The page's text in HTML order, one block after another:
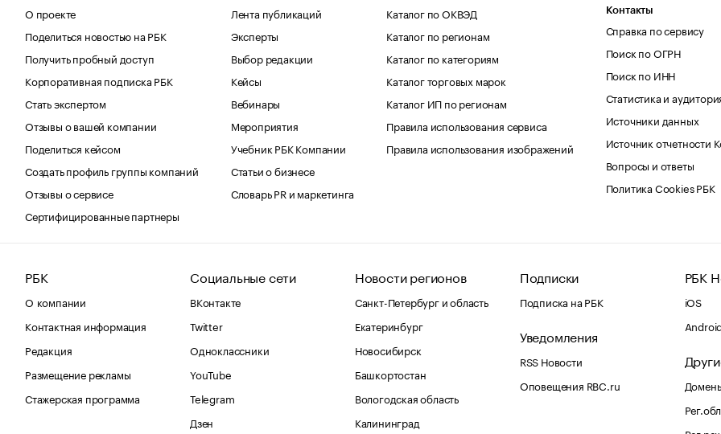
О проекте
Поделиться новостью на РБК
Получить пробный доступ
Корпоративная подписка РБК
Стать экспертом
Отзывы о вашей компании
Поделиться кейсом
Создать профиль группы компаний
Отзывы о сервисе
Сертифицированные партнеры
Лента публикаций
Эксперты
Выбор редакции
Кейсы
Вебинары
Мероприятия
Учебник РБК Компании
Статьи о бизнесе
Словарь PR и маркетинга
Каталог по ОКВЭД
Каталог по регионам
Каталог по категориям
Каталог торговых марок
Каталог ИП по регионам
Правила использования сервиса
Правила использования изображений
Контакты
Справка по сервису
Поиск по ОГРН
Поиск по ИНН
Статистика и
Источники данных
Источник отчетности
Вопросы и ответы
Политика Cookies РБК
РБК
О компании
Контактная информация
Редакция
Размещение рекламы
Стажерская программа
Социальные сети
ВКонтакте
Twitter
Одноклассники
YouTube
Telegram
Дзен
Новости регионов
Санкт-Петербург и область
Екатеринбург
Новосибирск
Башкортостан
Вологодская область
Калининград
Подписки
Подписка на РБК
Уведомления
RSS Новости
Оповещения RBC.ru
РБК
iOS